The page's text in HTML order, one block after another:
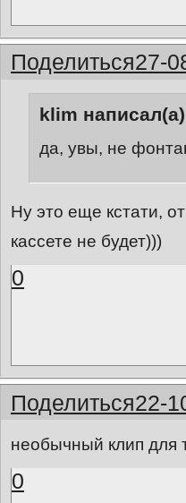
Поделиться27-
klim
да, увы, не
Ну это еще кстати,
кассете не будет)))
0
Поделиться22-
необычный клип для
0